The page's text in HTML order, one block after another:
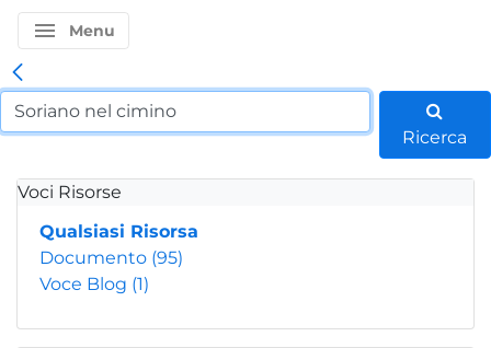
menu Menu
Ricerca
Voci Risorse
Qualsiasi Risorsa
Documento (95)
Voce Blog (1)